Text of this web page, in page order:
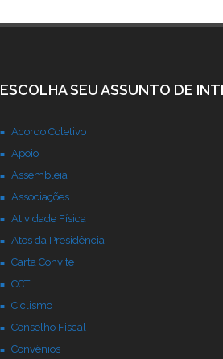
ESCOLHA SEU ASSUNTO DE
Acordo Coletivo
Apoio
Assembleia
Associações
Atividade Física
Atos da Presidência
Carta Convite
CCT
Ciclismo
Conselho Fiscal
Convênios